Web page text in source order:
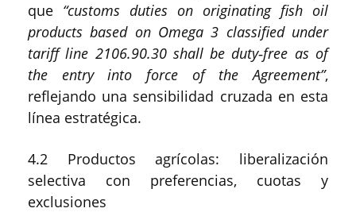
que “customs duties on originating fish oil
products based on Omega 3 classified under
tariff line 2106.90.30 shall be duty‑free as of
the entry into force of the Agreement”,
reflejando una sensibilidad cruzada en esta
línea estratégica.
4.2 Productos agrícolas: liberalización
selectiva con preferencias, cuotas y
exclusiones